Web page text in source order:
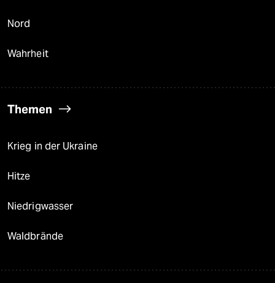
Nord
Wahrheit
Themen
Krieg in der Ukraine
Hitze
Niedrigwasser
Waldbrände